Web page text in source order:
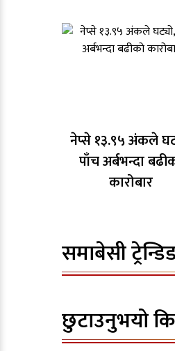
नेप्से १३.९५ अंकले
पाँच अर्बभन्दा
कारोबार
समाबेसी
छुटाउनुभयो